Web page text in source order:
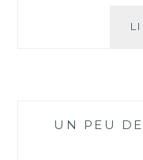
UN PEU